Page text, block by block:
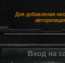
Для добавления
Вход на